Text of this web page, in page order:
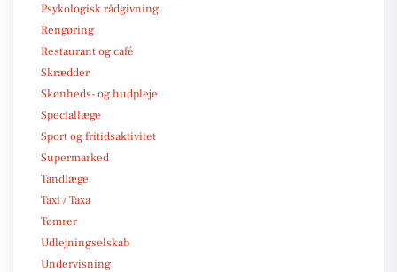
Psykologisk rådgivning
Rengøring
Restaurant og café
Skrædder
Skønheds- og hudpleje
Speciallæge
Sport og fritidsaktivitet
Supermarked
Tandlæge
Taxi / Taxa
Tømrer
Udlejningselskab
Undervisning